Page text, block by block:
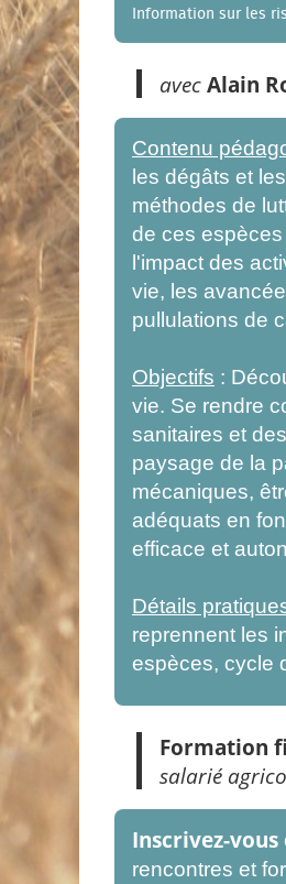
Information sur les
avec Alain
Contenu
les dégâts et
méthodes de
de ces espèces
l'impact des
vie, les
pullulations de
Objectifs :
vie. Se rendre
sanitaires et
paysage de la
mécaniques,
adéquats en
efficace et
Détails
reprennent les
espèces, cycle
Formation
salarié
Inscrivez-
rencontres et